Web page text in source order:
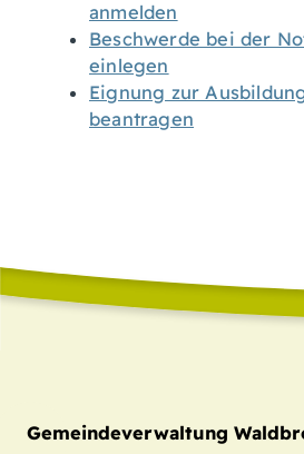
anmelden
Beschwerde bei der
einlegen
Eignung zur
beantragen
Gemeindeverwaltung